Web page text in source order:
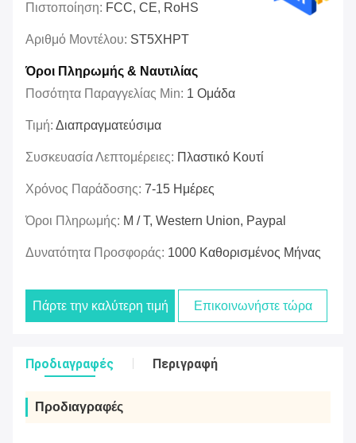
Πιστοποίηση: FCC, CE, RoHS
Αριθμό Μοντέλου: ST5XHPT
Όροι Πληρωμής & Ναυτιλίας
Ποσότητα Παραγγελίας Min: 1 Ομάδα
Τιμή: Διαπραγματεύσιμα
Συσκευασία Λεπτομέρειες: Πλαστικό Κουτί
Χρόνος Παράδοσης: 7-15 Ημέρες
Όροι Πληρωμής: Μ / Τ, Western Union, Paypal
Δυνατότητα Προσφοράς: 1000 Καθορισμένος Μήνας
Πάρτε την καλύτερη τιμή Επικοινωνήστε τώρα
Προδιαγραφές Περιγραφή
Προδιαγραφές